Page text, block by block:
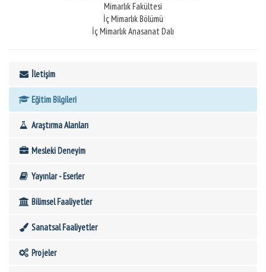
Mimarlık Fakültesi
İç Mimarlık Bölümü
İç Mimarlık Anasanat Dalı
İletişim
Eğitim Bilgileri
Araştırma Alanları
Mesleki Deneyim
Yayınlar - Eserler
Bilimsel Faaliyetler
Sanatsal Faaliyetler
Projeler